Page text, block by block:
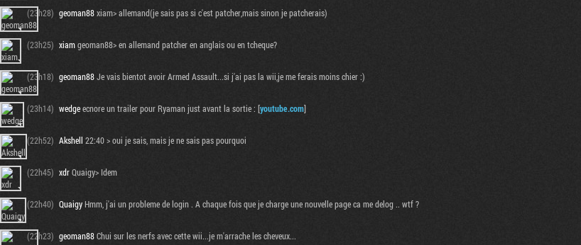
(23h28) geoman88xiam> allemand(je sais pas si c'est patcher,mais sinon je patcherais)
(23h25) xiamgeoman88> en allemand patcher en anglais ou en tcheque?
(23h18) geoman88Je vais bientot avoir Armed Assault...si j'ai pas la wii,je me ferais moins chier :)
(23h14) wedgeecnore un trailer pour Ryaman just avant la sortie : [youtube.com]
(22h52) Akshell 22:40 > oui je sais, mais je ne sais pas pourquoi
(22h45) xdrQuaigy> Idem
(22h40) QuaigyHmm, j'ai un probleme de login . A chaque fois que je charge une nouvelle page ca me delog .. wtf ?
(22h23) geoman88Chui sur les nerfs avec cette wii...je m'arrache les cheveux...